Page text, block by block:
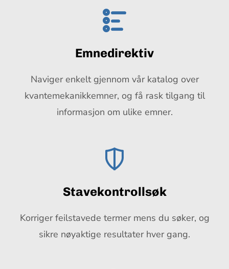
Emnedirektiv
Naviger enkelt gjennom vår katalog over
kvantemekanikkemner, og få rask tilgang til
informasjon om ulike emner.
Stavekontrollsøk
Korriger feilstavede termer mens du søker, og
sikre nøyaktige resultater hver gang.